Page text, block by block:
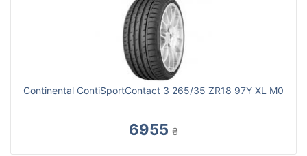
Continental ContiSportContact 3 265/35 ZR18 97Y XL M0
6955 ₴